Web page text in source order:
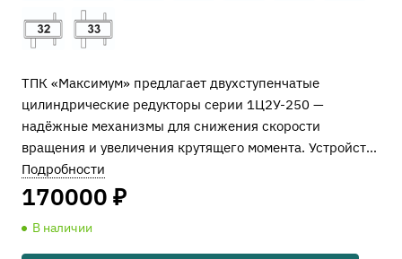
ТПК «Максимум» предлагает двухступенчатые
цилиндрические редукторы серии 1Ц2У-250 —
надёжные механизмы для снижения скорости
вращения и увеличения крутящего момента. Устройства
разработаны в советский период и до сих пор
востребованы в ленточных конвейерах,
других промышленных системах.
Подробности
170000 ₽
В наличии